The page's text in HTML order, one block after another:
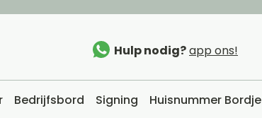
Hulp nodig?app ons!
Bedrijfsbord Signing Huisnummer Bordje